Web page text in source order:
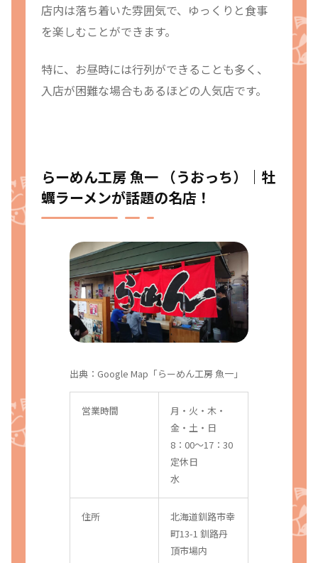
店内は落ち着いた雰囲気で、ゆっくりと食事
を楽しむことができます。
特に、お昼時には行列ができることも多く、
入店が困難な場合もあるほどの人気店です。
らーめん工房 魚一 （うおっち）｜牡
蠣ラーメンが話題の名店！
出典：Google Map「らーめん工房 魚一」
営業時間
月・火・木・
金・土・日
8：00〜17：30
定休日
水
住所
北海道釧路市幸
町13-1 釧路丹
頂市場内